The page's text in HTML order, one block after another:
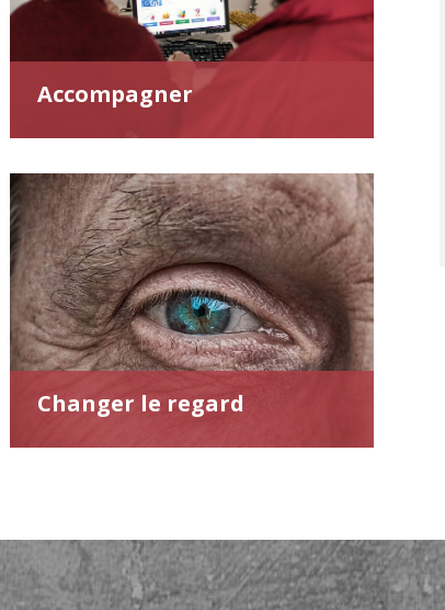
Accompagner
Changer le regard